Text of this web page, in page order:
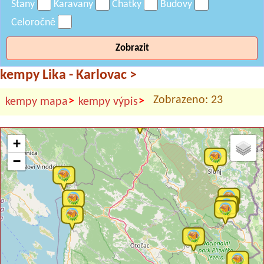
Stany Karavany Chatky
Budovy
Celoročně
Zobrazit
kempy Lika - Karlovac >
kempy mapa> kempy výpis> Zobrazeno: 23
+
−